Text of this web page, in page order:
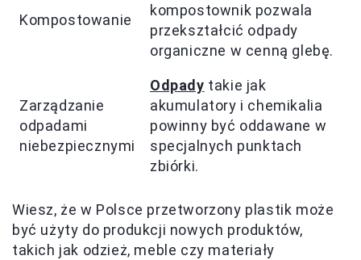
Kompostowanie
kompostownik pozwala
przekształcić odpady
organiczne w cenną glebę.
Zarządzanie
odpadami
niebezpiecznymi
Odpady takie jak
akumulatory i chemikalia
powinny być oddawane w
specjalnych punktach
zbiórki.
Wiesz, że w Polsce przetworzony plastik może
być użyty do produkcji nowych produktów,
takich jak odzież, meble czy materiały